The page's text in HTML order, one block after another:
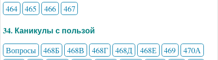
464
465 466 467
34. Каникулы с пользой
Вопросы 468Б 468В 468Г 468Д 468Е 469
470А